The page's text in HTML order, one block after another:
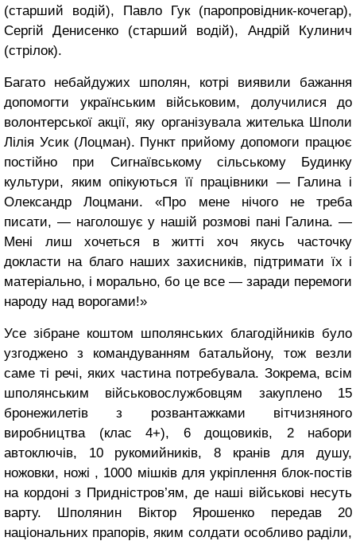
(старший водій), Павло Гук (паропровідник-кочегар),
Сергій Денисенко (старший водій), Андрій Кулинич
(стрілок).
Багато небайдужих шполян, котрі виявили бажання
допомогти українським військовим, долучилися до
волонтерської акції, яку організувала жителька Шполи
Лілія Усик (Лоцман). Пункт прийому допомоги працює
постійно при Сигнаївському сільському Будинку
культури, яким опікуються її працівники — Галина і
Олександр Лоцмани. «Про мене нічого не треба
писати, — наголошує у нашій розмові пані Галина. —
Мені лиш хочеться в житті хоч якусь часточку
докласти на благо наших захисників, підтримати їх і
матеріально, і морально, бо це все — заради перемоги
народу над ворогами!»
Усе зібране коштом шполянських благодійників було
узгоджено з командуванням батальйону, тож везли
саме ті речі, яких частина потребувала. Зокрема, всім
шполянським військовослужбовцям закуплено 15
бронежилетів з розвантажками вітчизняного
виробництва (клас 4+), 6 дощовиків, 2 набори
автоключів, 10 рукомийників, 8 кранів для душу,
ножовки, ножі , 1000 мішків для укріплення блок-постів
на кордоні з Придністров’ям, де наші військові несуть
варту. Шполянин Віктор Ярошенко передав 20
національних прапорів, яким солдати особливо раділи,